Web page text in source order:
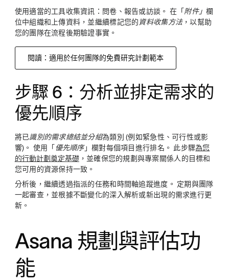
使用適當的工具收集資訊：問卷、報告或訪談。 在「 附件」欄
位中組織和上傳資料，並繼續標記您的資料收集方法，以幫助
您的團隊在流程後期驗證事實。
閱讀：適用於任何團隊的免費研究計劃範本
步驟 6：分析並排定需求的
優先順序
將已識別的需求總結並分組為類別 (例如緊急性、可行性或影
響)。 使用「 優先順序」欄對每個項目進行排名。 此步驟為您
的行動計劃奠定基礎，並確保您的規劃與專案關係人的目標和
您可用的資源保持一致。
分析後，繼續透過指派的任務和時間軸追蹤進度。 定期與團隊
一起審查，並根據不斷變化的深入解析或新出現的需求進行更
新。
Asana 規劃與評估功
能